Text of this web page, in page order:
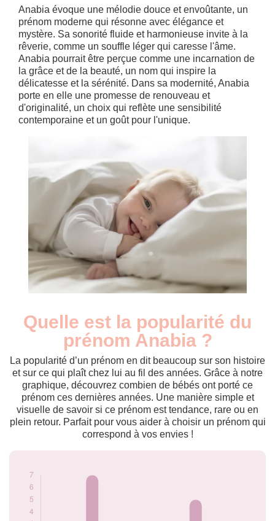
Anabia évoque une mélodie douce et envoûtante, un
prénom moderne qui résonne avec élégance et
mystère. Sa sonorité fluide et harmonieuse invite à la
rêverie, comme un souffle léger qui caresse l'âme.
Anabia pourrait être perçue comme une incarnation de
la grâce et de la beauté, un nom qui inspire la
délicatesse et la sérénité. Dans sa modernité, Anabia
porte en elle une promesse de renouveau et
d'originalité, un choix qui reflète une sensibilité
contemporaine et un goût pour l'unique.
Quelle est la popularité du
prénom Anabia ?
La popularité d’un prénom en dit beaucoup sur son histoire
et sur ce qui plaît chez lui au fil des années. Grâce à notre
graphique, découvrez combien de bébés ont porté ce
prénom ces dernières années. Une manière simple et
visuelle de savoir si ce prénom est tendance, rare ou en
plein retour. Parfait pour vous aider à choisir un prénom qui
correspond à vos envies !
Popularité du
prénom Anabia par
année
Année
Nouveaux-
nés
2021
5